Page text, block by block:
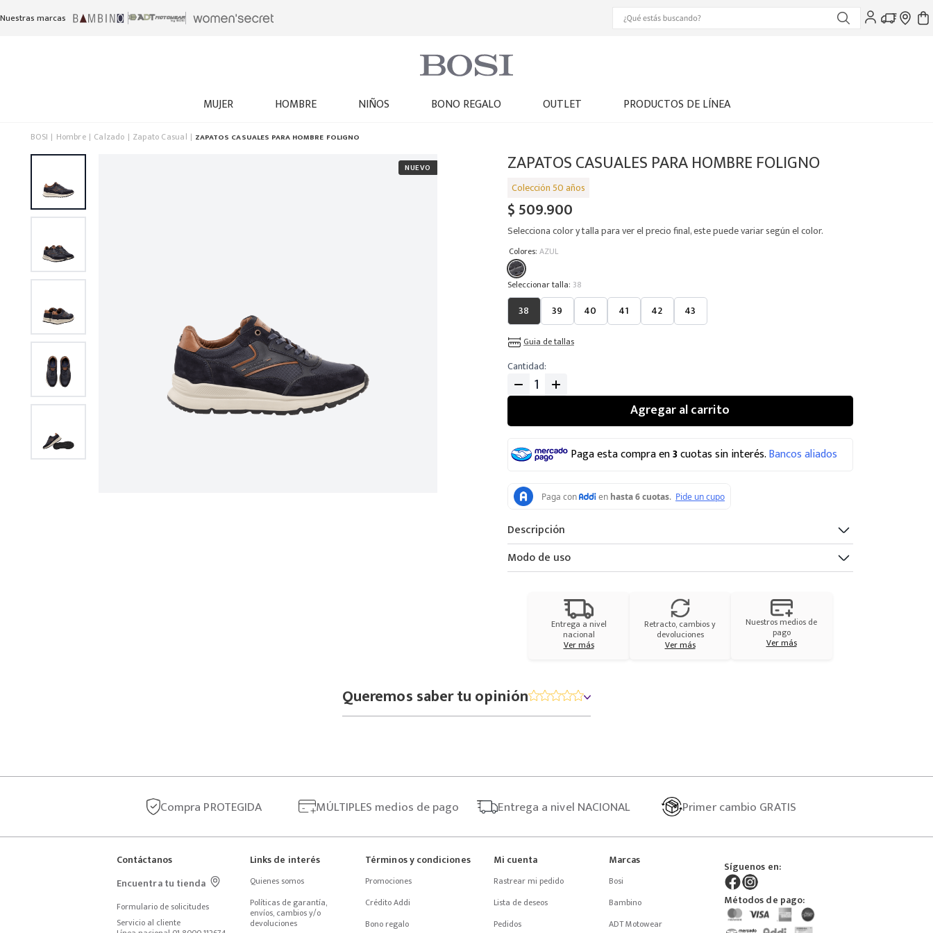
Nuestras marcas
MUJER HOMBRE NIÑOS BONO REGALO OUTLET PRODUCTOS DE LÍNEA
BOSI Hombre Calzado Zapato Casual ZAPATOS CASUALES PARA HOMBRE FOLIGNO
ZAPATOS CASUALES PARA HOMBRE FOLIGNO
$509.900
Selecciona color y talla para ver el precio final, este puede variar según el color.
Colores: AZUL
: 38
38 39 40 41 42 43
Guia de tallas
Cantidad
Agregar al carrito
Paga esta compra en3cuotas sin interés.Bancos aliados
Descripción
Modo de uso
Entrega a nivel
nacional
Ver más
Retracto, cambios y
devoluciones
Ver más
Nuestros medios de
pago
Ver más
Queremos saber tu opinión
Compra PROTEGIDA MÚLTIPLES medios de pago Entrega a nivel NACIONAL Primercambio GRATIS
Contáctanos
Encuentra tu tienda
Formulario de solicitudes
Servicio al cliente
Links de interés
Quienes somos
Políticas de garantía,
envíos, cambios y/o
devoluciones
Términos y condiciones
Promociones
Crédito Addi
Bono regalo
Mi cuenta
Rastrear mi pedido
Lista de deseos
Pedidos
Marcas
Bosi
Bambino
ADT Motowear
Síguenos en:
Métodos de pago: